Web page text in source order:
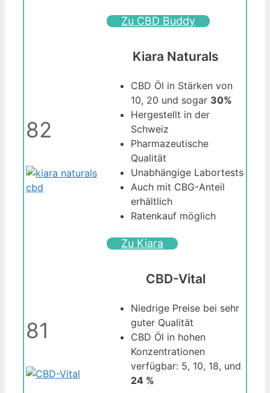
Zu CBD Buddy
82
Kiara Naturals
CBD Öl in Stärken von
10, 20 und sogar 30%
Hergestellt in der
Schweiz
Pharmazeutische
Qualität
Unabhängige Labortests
Auch mit CBG-Anteil
erhältlich
Ratenkauf möglich
Zu Kiara
81
CBD-Vital
Niedrige Preise bei sehr
guter Qualität
CBD Öl in hohen
Konzentrationen
verfügbar: 5, 10, 18, und
24 %